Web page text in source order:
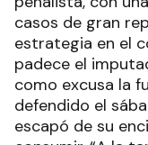
casos de gran
estrategia en el
padece el
como excusa la
defendido el
escapó de su